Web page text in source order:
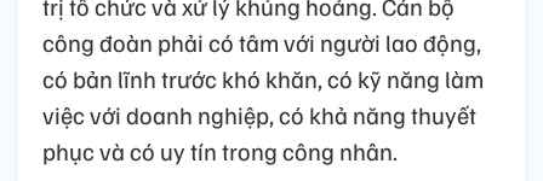
công đoàn phải có tâm với người lao động,
có bản lĩnh trước khó khăn, có kỹ năng làm
việc với doanh nghiệp, có khả năng thuyết
phục và có uy tín trong công nhân.